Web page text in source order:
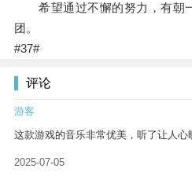
希望通过不懈的努力，有朝
团。
#37#
评论
游客
这款游戏的音乐非常优美，听了让人心
2025-07-05